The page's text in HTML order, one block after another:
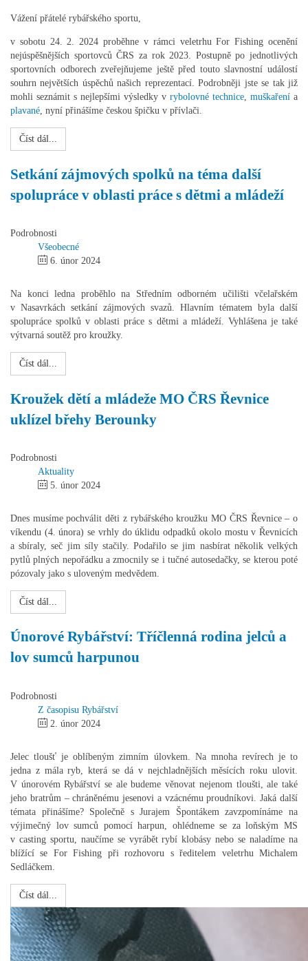
Vážení přátelé rybářského sportu,
v sobotu 24. 2. 2024 proběhne v rámci veletrhu For Fishing ocenění
nejúspěšnějších sportovců ČRS za rok 2023. Postupně po jednotlivých
sportovních odborech zveřejňujeme ještě před touto slavnostní událostí
souhrn největších úspěchů našich reprezentací. Podrobněji jste se tak již
mohli seznámit s nejlepšími výsledky v rybolovné technice, muškaření a
plavané, nyní přinášíme českou špičku v přívlači.
Číst dál...
Setkání zájmových spolků na téma další
spolupráce v oblasti práce s dětmi a mládeží
Podrobnosti
Všeobecné
6. únor 2024
Na konci ledna proběhlo na Středním odborném učilišti včelařském
v Nasavrkách setkání zájmových svazů. Hlavním tématem byla další
spolupráce spolků v oblasti práce s dětmi a mládeží. Vyhlášena je také
výtvarná soutěž pro kroužky.
Číst dál...
Kroužek dětí a mládeže MO ČRS Řevnice
uklízel břehy Berounky
Podrobnosti
Aktuality
5. únor 2024
Dnes musíme pochválit děti z rybářského kroužku MO ČRS Řevnice – o
víkendu (4. února) se vrhly do úklidu odpadků okolo mostu v Řevnicích
a sbíraly, seč jim síly stačily. Podařilo se jim nasbírat několik velkých
pytlů plných nepořádku a zmocnily se i tučné autosedačky, se kterou poté
pózovaly jako s uloveným medvědem.
Číst dál...
Únorové Rybářství: Tříčlenná rodina jelců a
lov sumců harpunou
Podrobnosti
Z časopisu Rybářství
2. únor 2024
Jelec tloušť je oblíbeným zimním úlovkem. Na mnoha revírech je to
jedna z mála ryb, která se dá v nejchladnějších měsících roku ulovit.
V únorovém Rybářství se ale budeme věnovat nejenom tloušti, ale také
jeho bratrům – chráněnému jesenovi a vzácnému proudníkovi. Jaká další
témata přinášíme? Společně s Jurajem Špontákem zavzpomínáme na
výjimečný lov sumců pomocí harpun, ohlédneme se za loňským MS
v casting sportu, naučíme se vyrábět rybí klobásy nebo se naladíme na
blížící se For Fishing při rozhovoru s ředitelem veletrhu Michalem
Sedláčkem.
Číst dál...